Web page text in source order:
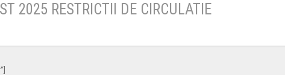
2025 RESTRICTII DE CIRCULATIE